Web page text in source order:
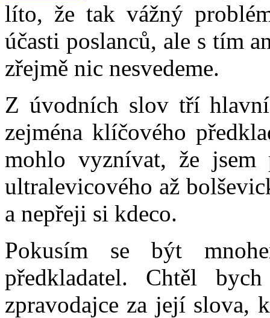
líto, že tak vážný
účasti poslanců, ale s tím
zřejmě nic nesvedeme.
Z úvodních slov tří
zejména klíčového
mohlo vyznívat, že jsem
ultralevicového až
a nepřeji si kdeco.
Pokusím se být
předkladatel. Chtěl
zpravodajce za její slova,